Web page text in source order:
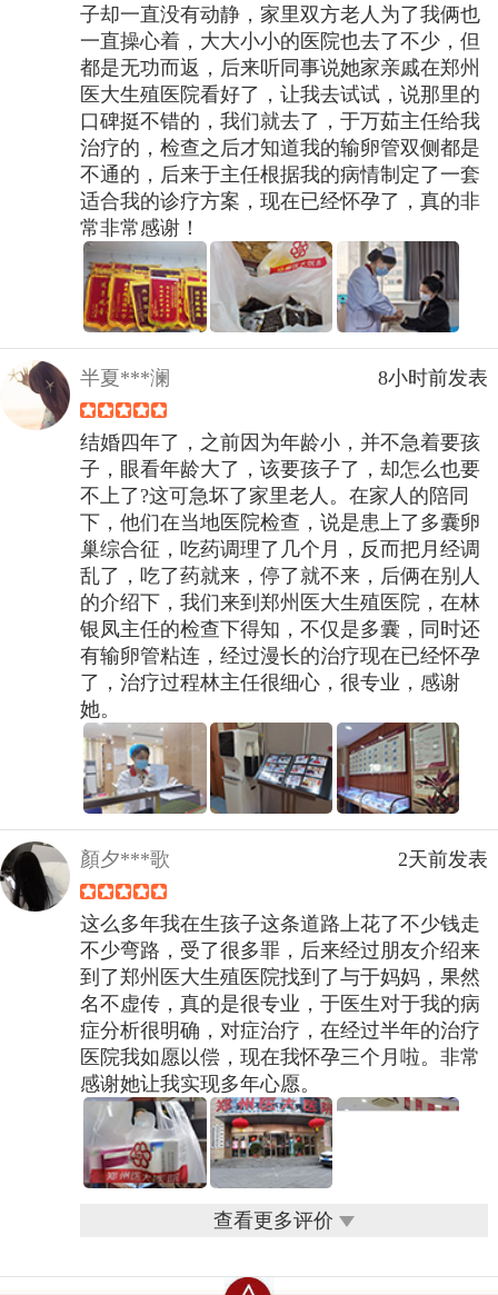
子却一直没有动静，家里双方老人为了我俩也
一直操心着，大大小小的医院也去了不少，但
都是无功而返，后来听同事说她家亲戚在郑州
医大生殖医院看好了，让我去试试，说那里的
口碑挺不错的，我们就去了，于万茹主任给我
治疗的，检查之后才知道我的输卵管双侧都是
不通的，后来于主任根据我的病情制定了一套
适合我的诊疗方案，现在已经怀孕了，真的非
常非常感谢！
半夏***澜 8小时前发表
结婚四年了，之前因为年龄小，并不急着要孩
子，眼看年龄大了，该要孩子了，却怎么也要
不上了?这可急坏了家里老人。在家人的陪同
下，他们在当地医院检查，说是患上了多囊卵
巢综合征，吃药调理了几个月，反而把月经调
乱了，吃了药就来，停了就不来，后俩在别人
的介绍下，我们来到郑州医大生殖医院，在林
银凤主任的检查下得知，不仅是多囊，同时还
有输卵管粘连，经过漫长的治疗现在已经怀孕
了，治疗过程林主任很细心，很专业，感谢
她。
顏夕***歌 2天前发表
这么多年我在生孩子这条道路上花了不少钱走
不少弯路，受了很多罪，后来经过朋友介绍来
到了郑州医大生殖医院找到了与于妈妈，果然
名不虚传，真的是很专业，于医生对于我的病
症分析很明确，对症治疗，在经过半年的治疗
医院我如愿以偿，现在我怀孕三个月啦。非常
感谢她让我实现多年心愿。
查看更多评价